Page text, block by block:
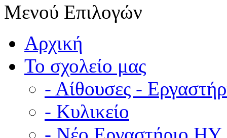
Μενού Επιλογών
Αρχική
Το σχολείο μας
- Αίθουσες -
- Κυλικείο